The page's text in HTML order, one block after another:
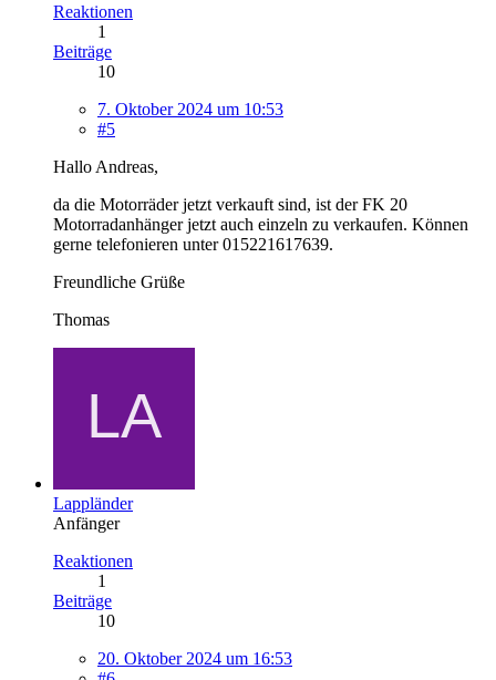
Reaktionen
1
Beiträge
10
7. Oktober 2024 um 10:53
#5
Hallo Andreas,
da die Motorräder jetzt verkauft sind, ist der FK 20
Motorradanhänger jetzt auch einzeln zu verkaufen. Können
gerne telefonieren unter 015221617639.
Freundliche Grüße
Thomas
Lappländer
Anfänger
Reaktionen
1
Beiträge
10
20. Oktober 2024 um 16:53